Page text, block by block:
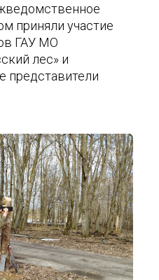
приняли участие
ГАУ МО
лес» и
представители